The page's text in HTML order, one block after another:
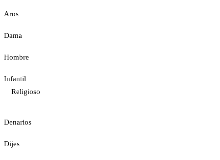
Aros
Dama
Hombre
Infantil
Religioso
Denarios
Dijes